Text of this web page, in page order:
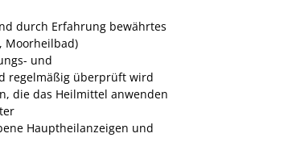
durch Erfahrung bewährtes
Moorheilbad)
und
regelmäßig überprüft wird
die das Heilmittel anwenden
Hauptheilanzeigen und